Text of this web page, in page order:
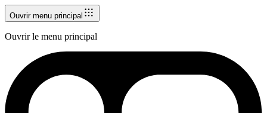
Ouvrir menu principal
Ouvrir le menu principal